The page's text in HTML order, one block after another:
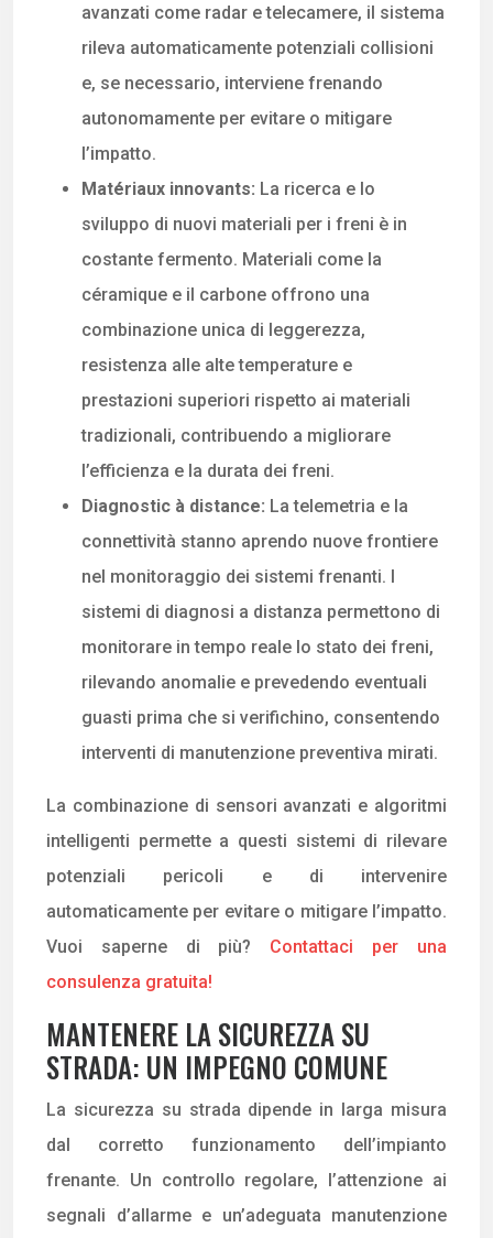
avanzati come radar e telecamere, il sistema
rileva automaticamente potenziali collisioni
e, se necessario, interviene frenando
autonomamente per evitare o mitigare
l’impatto.
Matériaux innovants: La ricerca e lo
sviluppo di nuovi materiali per i freni è in
costante fermento. Materiali come la
céramique e il carbone offrono una
combinazione unica di leggerezza,
resistenza alle alte temperature e
prestazioni superiori rispetto ai materiali
tradizionali, contribuendo a migliorare
l’efficienza e la durata dei freni.
Diagnostic à distance: La telemetria e la
connettività stanno aprendo nuove frontiere
nel monitoraggio dei sistemi frenanti. I
sistemi di diagnosi a distanza permettono di
monitorare in tempo reale lo stato dei freni,
rilevando anomalie e prevedendo eventuali
guasti prima che si verifichino, consentendo
interventi di manutenzione preventiva mirati.
La combinazione di sensori avanzati e algoritmi
intelligenti permette a questi sistemi di rilevare
potenziali pericoli e di intervenire
automaticamente per evitare o mitigare l’impatto.
Vuoi saperne di più? Contattaci per una
consulenza gratuita!
MANTENERE LA SICUREZZA SU
STRADA: UN IMPEGNO COMUNE
La sicurezza su strada dipende in larga misura
dal corretto funzionamento dell’impianto
frenante. Un controllo regolare, l’attenzione ai
segnali d’allarme e un’adeguata manutenzione